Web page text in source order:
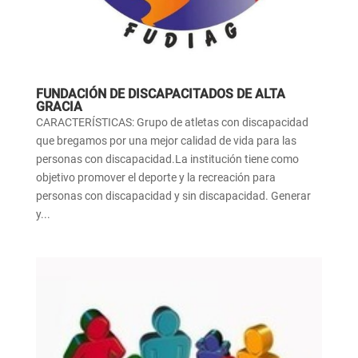
FUNDACIÓN DE DISCAPACITADOS DE ALTA
GRACIA
CARACTERÍSTICAS: Grupo de atletas con discapacidad
que bregamos por una mejor calidad de vida para las
personas con discapacidad.La institución tiene como
objetivo promover el deporte y la recreación para
personas con discapacidad y sin discapacidad. Generar
y...